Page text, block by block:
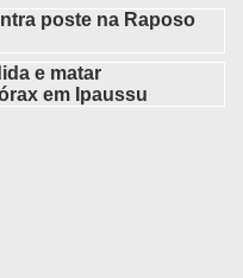
poste na Raposo
e matar
em Ipaussu